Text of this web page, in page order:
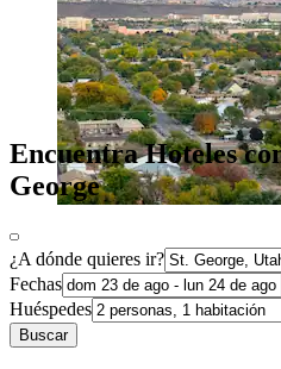
Encuentra Hoteles
George
¿A dónde quieres ir?
Fechas
Huéspedes
Buscar